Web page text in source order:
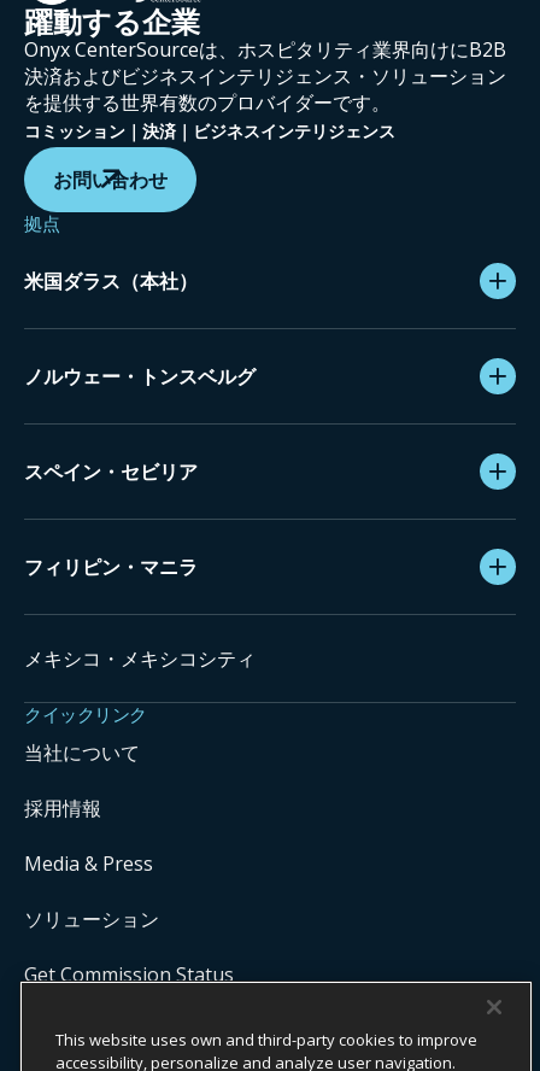
躍動する企業
Onyx CenterSourceは、ホスピタリティ業界向けにB2B
決済およびビジネスインテリジェンス・ソリューション
を提供する世界有数のプロバイダーです。
コミッション｜決済｜ビジネスインテリジェンス
お問い合わせ
拠点
米国ダラス（本社）
ノルウェー・トンスベルグ
スペイン・セビリア
フィリピン・マニラ
メキシコ・メキシコシティ
クイックリンク
当社について
採用情報
Media & Press
ソリューション
Get Commission Status
COPYRIGHT ©2026ONYX CENTERSOURCE. ALL RIGHTS
This website uses own and third-party cookies to improve
accessibility, personalize and analyze user navigation.